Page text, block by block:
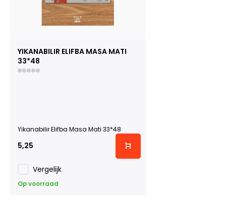
YIKANABILIR ELIFBA MASA MATI
33*48
Yikanabilir Elifba Masa Mati 33*48
5,25
Vergelijk
Op voorraad